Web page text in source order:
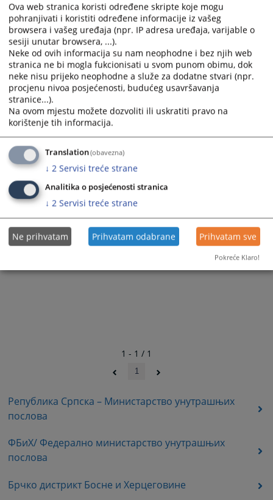
Република Српска – Министарство унутрашњих
послова
ФБиХ/ Федерално министарство унутрашњих
послова
Брчко дистрикт Босне и Херцеговине
1 - 1 / 1
1
Ova web stranica koristi određene skripte koje mogu
pohranjivati i koristiti određene informacije iz vašeg
browsera i vašeg uređaja (npr. IP adresa uređaja, varijable o
sesiji unutar browsera, ...).
Neke od ovih informacija su nam neophodne i bez njih web
stranica ne bi mogla fukcionisati u svom punom obimu, dok
neke nisu prijeko neophodne a služe za dodatne stvari (npr.
procjenu nivoa posjećenosti, budućeg usavršavanja
stranice...).
Na ovom mjestu možete dozvoliti ili uskratiti pravo na
korištenje tih informacija.
Translation(obavezna)
↓ 2 Servisi treće strane
Analitika o posjećenosti stranica
↓ 2 Servisi treće strane
Ne prihvatam Prihvatam odabrane Prihvatam sve
Pokreće Klaro!